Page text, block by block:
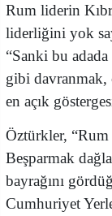
Rum liderin
liderliğini yok
“Sanki bu
gibi
en açık
Öztürkler,
Beşparmak
bayrağını
Cumhuriyet